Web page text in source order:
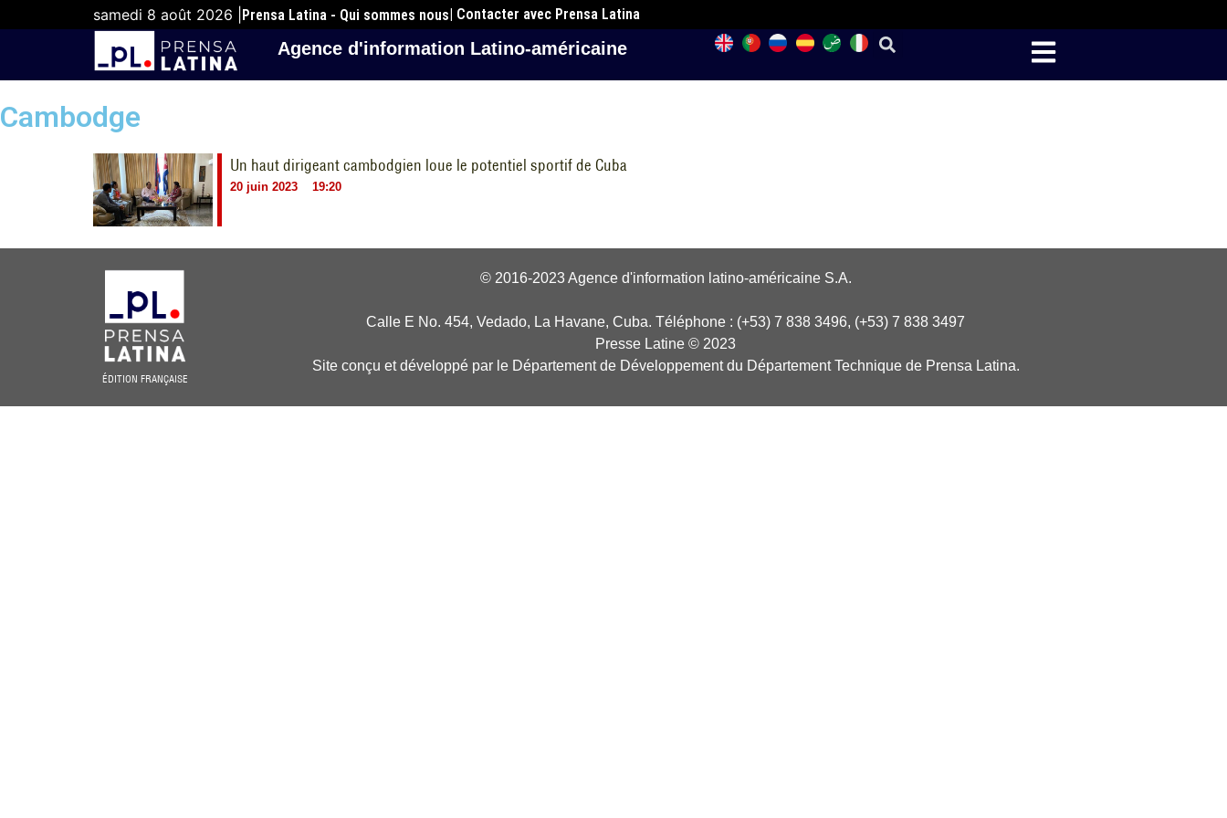
samedi 8 août 2026 | Prensa Latina - Qui sommes nous| Contacter avec Prensa Latina
Agence d'information Latino-américaine
Cambodge
Un haut dirigeant cambodgien loue le potentiel sportif de Cuba
20 juin 2023 19:20
ÉDITION FRANÇAISE
© 2016-2023 Agence d'information latino-américaine S.A.
Calle E No. 454, Vedado, La Havane, Cuba. Téléphone : (+53) 7 838 3496, (+53) 7 838 3497
Presse Latine © 2023
Site conçu et développé par le Département de Développement du Département Technique de Prensa Latina.